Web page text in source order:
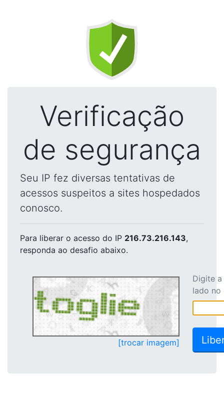
Verificação
de segurança
Seu IP fez diversas tentativas de
acessos suspeitos a sites hospedados
conosco.
Para liberar o acesso do IP 216.73.216.143,
responda ao desafio abaixo.
[trocar imagem]
Digite
lado no